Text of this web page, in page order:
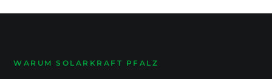
WARUM SOLARKRAFT PFALZ